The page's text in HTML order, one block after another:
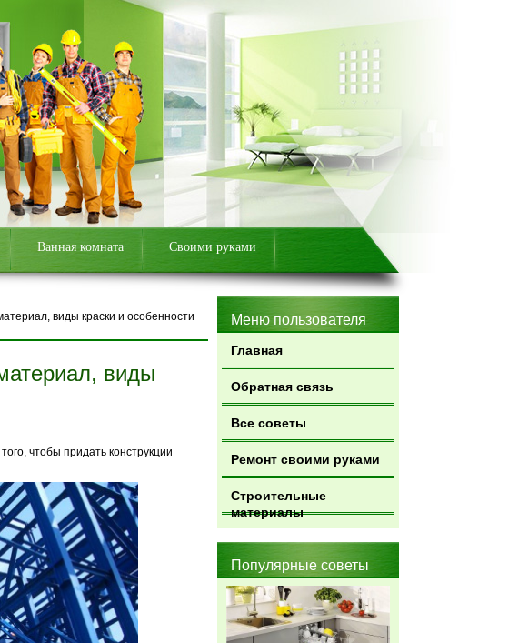
Ванная комната Своими руками
Меню пользователя
Главная
Обратная связь
Все советы
Ремонт своими руками
Строительные
материалы
Популярные советы
виды краски и особенности
виды
чтобы придать конструкции